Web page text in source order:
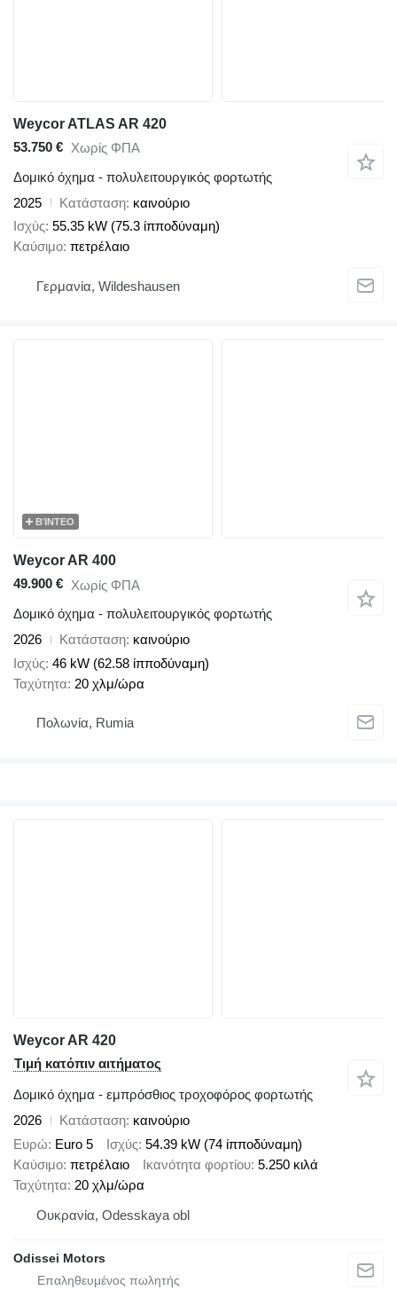
Weycor ATLAS AR 420
53.750 € Χωρίς ΦΠΑ
Δομικό όχημα - πολυλειτουργικός φορτωτής
2025
Κατάσταση καινούριο
Ισχύς 55.35 kW (75.3 ίπποδύναμη)
Καύσιμο πετρέλαιο
Γερμανία, Wildeshausen
ΒΊΝΤΕΟ
Weycor AR 400
49.900 € Χωρίς ΦΠΑ
Δομικό όχημα - πολυλειτουργικός φορτωτής
2026
Κατάσταση καινούριο
Ισχύς 46 kW (62.58 ίπποδύναμη)
Ταχύτητα 20 χλμ/ώρα
Πολωνία, Rumia
Weycor AR 420
Τιμή κατόπιν αιτήματος
Δομικό όχημα - εμπρόσθιος τροχοφόρος φορτωτής
2026
Κατάσταση καινούριο
Ευρώ Euro 5 Ισχύς 54.39 kW (74 ίπποδύναμη)
Καύσιμο πετρέλαιο Ικανότητα φορτίου 5.250 κιλά
Ταχύτητα 20 χλμ/ώρα
Ουκρανία, Odesskaya obl
Odissei Motors